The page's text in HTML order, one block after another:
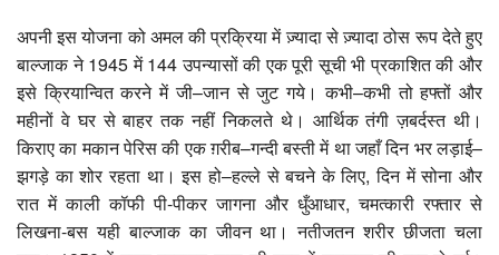
अपनी इस योजना को अमल की प्रक्रिया में ज़्यादा से ज़्यादा ठोस रूप देते हुए
बाल्जाक ने 1945 में 144 उपन्यासों की एक पूरी सूची भी प्रकाशित की और
इसे क्रियान्वित करने में जी–जान से जुट गये। कभी–कभी तो हफ्तों और
महीनों वे घर से बाहर तक नहीं निकलते थे। आर्थिक तंगी ज़बर्दस्त थी।
किराए का मकान पेरिस की एक ग़रीब–गन्दी बस्ती में था जहाँ दिन भर लड़ाई–
झगड़े का शोर रहता था। इस हो–हल्ले से बचने के लिए, दिन में सोना और
रात में काली कॉफी पी-पीकर जागना और धुँआधार, चमत्कारी रफ्तार से
लिखना-बस यही बाल्जाक का जीवन था। नतीजतन शरीर छीजता चला